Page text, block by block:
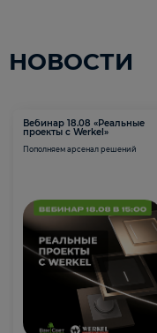
НОВОСТИ
Вебинар 18.08 «Реальные
проекты с Werkel»
Пополняем арсенал решений